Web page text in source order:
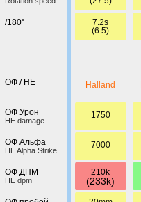
/180°
ОФ / HE
ОФ Урон
HE damage
ОФ Альфа
HE Alpha Strike
ОФ ДПМ
HE dpm
7.2s
(6.5)
Halland
1750
7000
210k
(233k)